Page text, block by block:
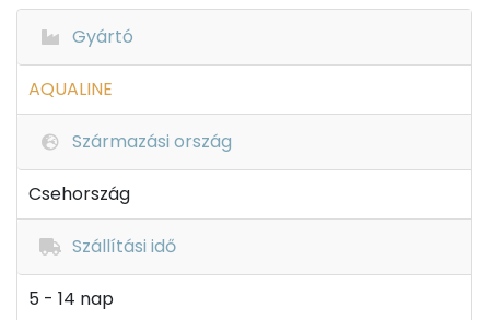
Gyártó
AQUALINE
Származási ország
Csehország
Szállítási idő
5 - 14 nap